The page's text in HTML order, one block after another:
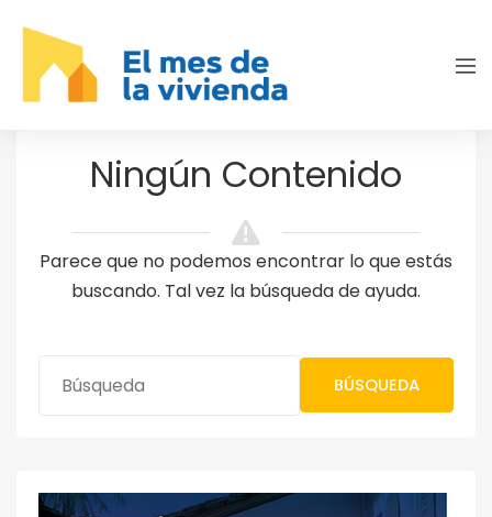
Ningún Contenido
Parece que no podemos encontrar lo que estás
buscando. Tal vez la búsqueda de ayuda.
BÚSQUEDA